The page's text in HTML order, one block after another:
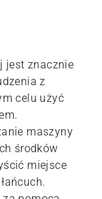
jest znacznie
z
celu użyć
maszyny
środków
miejsce